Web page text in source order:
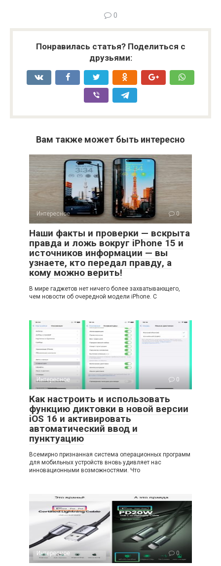
0
Понравилась статья? Поделиться с
друзьями:
Вам также может быть интересно
Интересное 0
Наши факты и проверки — вскрыта
правда и ложь вокруг iPhone 15 и
источников информации — вы
узнаете, кто передал правду, а
кому можно верить!
В мире гаджетов нет ничего более захватывающего,
чем новости об очередной модели iPhone. С
Интересное 0
Как настроить и использовать
функцию диктовки в новой версии
iOS 16 и активировать
автоматический ввод и
пунктуацию
Всемирно признанная система операционных программ
для мобильных устройств вновь удивляет нас
инновационными возможностями. Что
Интересное 0